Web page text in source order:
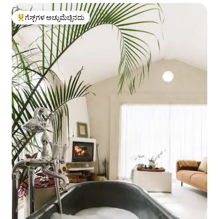
ಗೆಸ್ಟ್‌ಗಳಿಗೆ ಅತಿ ಹೆಚ್ಚು ಅಚ್ಚುಮೆಚ್ಚಿನದು
ಗೆಸ್ಟ್‌ಗಳ ಅಚ್ಚುಮೆಚ್ಚಿನದು